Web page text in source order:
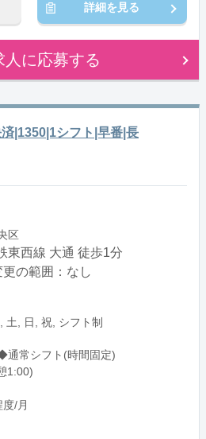
詳細を見る
人に応募する
|1350|1シフト|早番|長
区
東西線 大通 徒歩1分
の範囲：なし
土, 日, 祝, シフト制
通常シフト(時間固定)
1:00)
/月